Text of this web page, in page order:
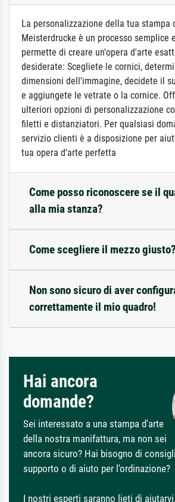
La personalizzazione della tua stampa
Meisterdrucke è un processo semplice
permette di creare un'opera d'arte
desiderate: Scegliete le cornici,
dimensioni dell'immagine, decidete il
e aggiungete le vetrate o la cornice.
ulteriori opzioni di personalizzazione
filetti e distanziatori. Per qualsiasi
servizio clienti è a disposizione per
tua opera d'arte perfetta
Come posso riconoscere se il
alla mia stanza?
Come scegliere il mezzo giusto?
Non sono sicuro di aver
correttamente il mio quadro!
Hai ancora
domande?
Sei interessato a una stampa d'arte
della nostra manifattura, ma non sei
ancora sicuro? Hai bisogno di
supporto o di aiuto per l'ordinazione?
I nostri esperti saranno lieti di aiutarvi.